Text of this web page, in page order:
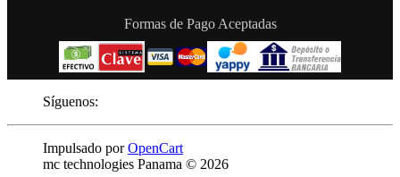
Formas de Pago Aceptadas
Síguenos:
Impulsado porOpenCart
mc technologies Panama © 2026